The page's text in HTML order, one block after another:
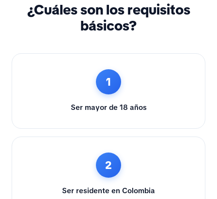
¿Cuáles son los requisitos
básicos?
1
Ser mayor de 18 años
2
Ser residente en Colombia